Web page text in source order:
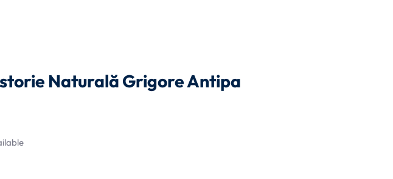
Naturală Grigore Antipa